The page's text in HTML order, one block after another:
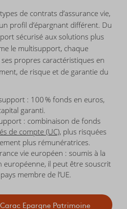
de contrats d’assurance vie,
profil d’épargnant différent. Du
sécurisé aux solutions plus
le multisupport, chaque
propres caractéristiques en
de risque et de garantie du
: 100 % fonds en euros,
garanti.
: combinaison de fonds
de compte (UC), plus risquées
plus rémunératrices.
vie européen : soumis à la
européenne, il peut être souscrit
membre de l’UE.
Epargne Patrimoine